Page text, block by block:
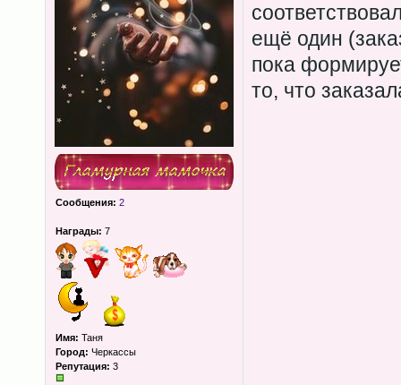
Сообщения: 2
Награды: 7
Имя: Таня
Город: Черкассы
Репутация: 3
ещё один
пока
то, что